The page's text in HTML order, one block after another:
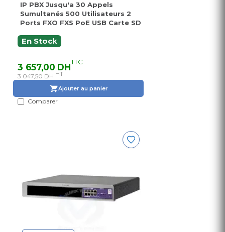
IP PBX Jusqu'a 30 Appels
Sumultanés 500 Utilisateurs 2
Ports FXO FXS PoE USB Carte SD
En Stock
3 657,00 DHTTC
3 047,50 DH HT
Ajouter au panier
Comparer